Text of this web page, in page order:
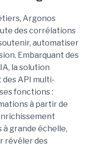
Argonos
des corrélations
automatiser
Embarquant des
la solution
des API multi-
fonctions :
à partir de
à grande échelle,
révéler des